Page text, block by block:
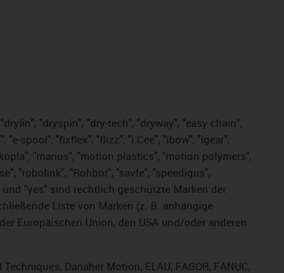
"dryspin", "dry-tech", "dryway", "easy chain",
spool", "fixflex", "flizz", "i.Cee", "ibow", "igear",
"manus", "motion plastics", "motion polymers",
"robolink", "Rohbot", "savfe", "speedigus",
"yes" sind rechtlich geschützte Marken der
Liste von Marken (z. B. anhängige
Europäischen Union, den USA und/oder anderen
Danaher Motion, ELAU, FAGOR, FANUC,